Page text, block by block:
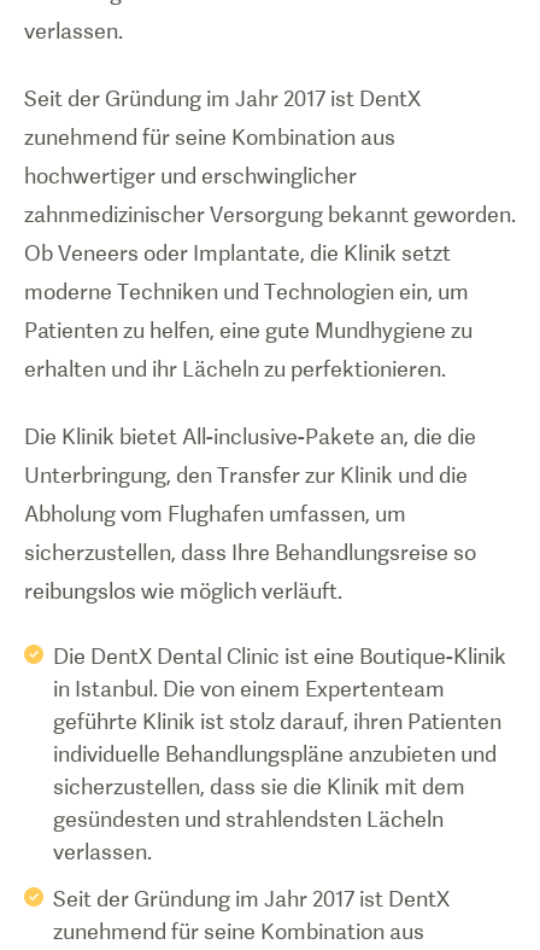
verlassen.
Seit der Gründung im Jahr 2017 ist DentX
zunehmend für seine Kombination aus
hochwertiger und erschwinglicher
zahnmedizinischer Versorgung bekannt geworden.
Ob Veneers oder Implantate, die Klinik setzt
moderne Techniken und Technologien ein, um
Patienten zu helfen, eine gute Mundhygiene zu
erhalten und ihr Lächeln zu perfektionieren.
Die Klinik bietet All-inclusive-Pakete an, die die
Unterbringung, den Transfer zur Klinik und die
Abholung vom Flughafen umfassen, um
sicherzustellen, dass Ihre Behandlungsreise so
reibungslos wie möglich verläuft.
Die DentX Dental Clinic ist eine Boutique-Klinik
in Istanbul. Die von einem Expertenteam
geführte Klinik ist stolz darauf, ihren Patienten
individuelle Behandlungspläne anzubieten und
sicherzustellen, dass sie die Klinik mit dem
gesündesten und strahlendsten Lächeln
verlassen.
Seit der Gründung im Jahr 2017 ist DentX
zunehmend für seine Kombination aus